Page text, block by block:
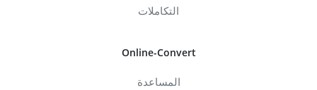
التكاملات
Online-Convert
المساعدة